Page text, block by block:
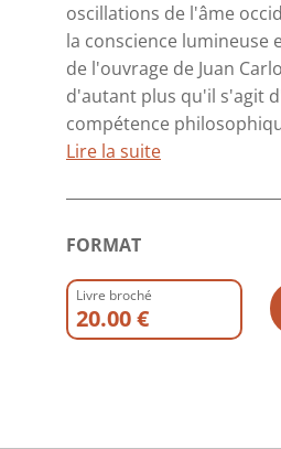
oscillations de l'âme
la conscience lumineuse
de l'ouvrage de Juan
d'autant plus qu'il s'agit
compétence
Lire la suite
FORMAT
Livre broché
20.00 €